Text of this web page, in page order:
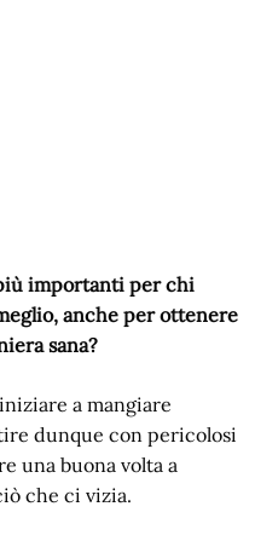
importanti per chi
anche per ottenere
sana?
a mangiare
dunque con pericolosi
una buona volta a
che ci vizia.